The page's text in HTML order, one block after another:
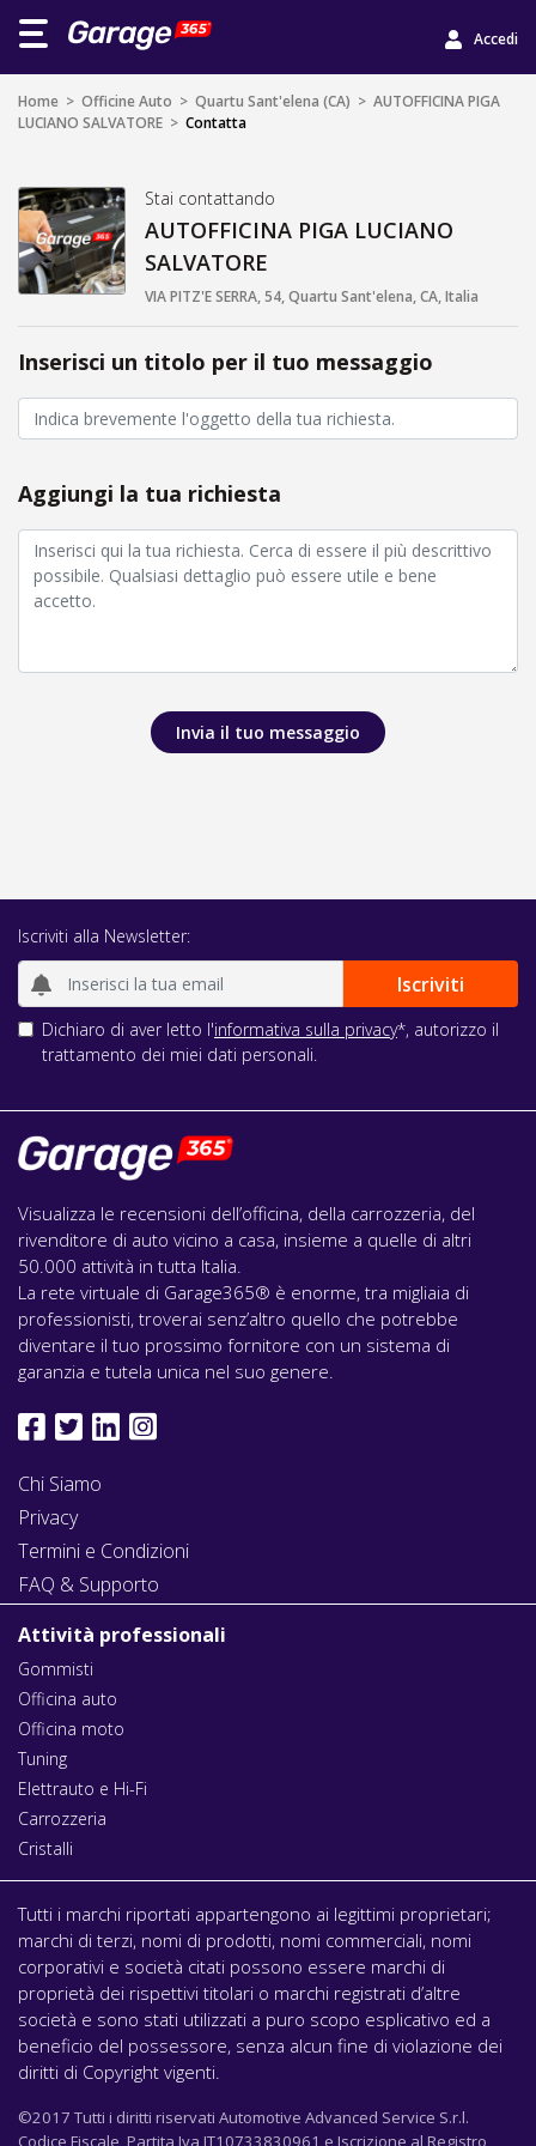
Accedi
Home > Officine Auto > Quartu Sant'elena (CA) > AUTOFFICINA PIGA
LUCIANO SALVATORE > Contatta
Stai contattando
AUTOFFICINA PIGA LUCIANO
SALVATORE
VIA PITZ'E SERRA, 54, Quartu Sant'elena, CA, Italia
Inserisci un titolo per il tuo messaggio
Aggiungi la tua richiesta
Invia il tuo messaggio
Iscriviti alla Newsletter:
Dichiaro di aver letto l'informativa sulla privacy*, autorizzo il
trattamento dei miei dati personali.
Visualizza le recensioni dell’officina, della carrozzeria, del
rivenditore di auto vicino a casa, insieme a quelle di altri
50.000 attività in tutta Italia.
La rete virtuale di Garage365® è enorme, tra migliaia di
professionisti, troverai senz’altro quello che potrebbe
diventare il tuo prossimo fornitore con un sistema di
garanzia e tutela unica nel suo genere.
Chi Siamo
Privacy
Termini e Condizioni
FAQ & Supporto
Attività professionali
Gommisti
Officina auto
Officina moto
Tuning
Elettrauto e Hi-Fi
Carrozzeria
Cristalli
Tutti i marchi riportati appartengono ai legittimi proprietari;
marchi di terzi, nomi di prodotti, nomi commerciali, nomi
corporativi e società citati possono essere marchi di
proprietà dei rispettivi titolari o marchi registrati d’altre
società e sono stati utilizzati a puro scopo esplicativo ed a
beneficio del possessore, senza alcun fine di violazione dei
diritti di Copyright vigenti.
©2017 Tutti i diritti riservati Automotive Advanced Service S.r.l.
Codice Fiscale, Partita Iva IT10733830961 e Iscrizione al Registro